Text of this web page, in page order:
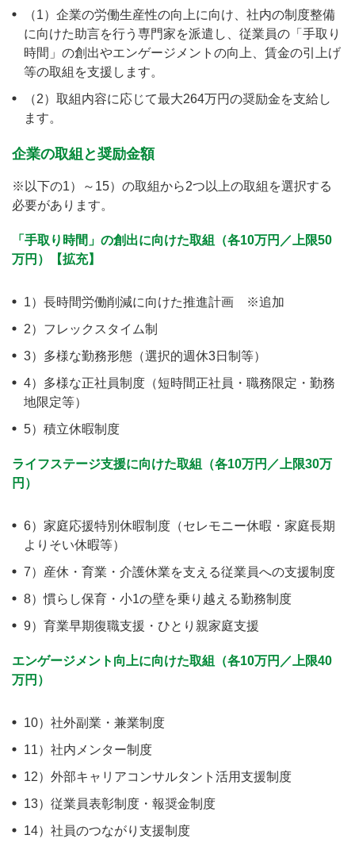
（1）企業の労働生産性の向上に向け、社内の制度整備
に向けた助言を行う専門家を派遣し、従業員の「手取り
時間」の創出やエンゲージメントの向上、賃金の引上げ
等の取組を支援します。
（2）取組内容に応じて最大264万円の奨励金を支給し
ます。
企業の取組と奨励金額
※以下の1）～15）の取組から2つ以上の取組を選択する
必要があります。
「手取り時間」の創出に向けた取組（各10万円／上限50
万円）【拡充】
1）長時間労働削減に向けた推進計画 ※追加
2）フレックスタイム制
3）多様な勤務形態（選択的週休3日制等）
4）多様な正社員制度（短時間正社員・職務限定・勤務
地限定等）
5）積立休暇制度
ライフステージ支援に向けた取組（各10万円／上限30万
円）
6）家庭応援特別休暇制度（セレモニー休暇・家庭長期
よりそい休暇等）
7）産休・育業・介護休業を支える従業員への支援制度
8）慣らし保育・小1の壁を乗り越える勤務制度
9）育業早期復職支援・ひとり親家庭支援
エンゲージメント向上に向けた取組（各10万円／上限40
万円）
10）社外副業・兼業制度
11）社内メンター制度
12）外部キャリアコンサルタント活用支援制度
13）従業員表彰制度・報奨金制度
14）社員のつながり支援制度